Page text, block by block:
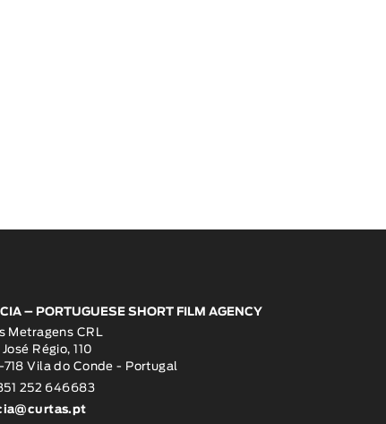
– PORTUGUESE SHORT FILM AGENCY
Metragens CRL
Régio, 110
Vila do Conde - Portugal
252 646683